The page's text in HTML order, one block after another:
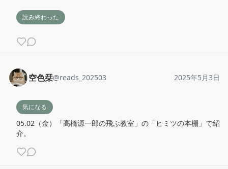
読み終わった
空色栞@reads_202503 2025年5月3日
気になる
05.02（金）「高橋源一郎の飛ぶ教室」の「ヒミツの本棚」で紹
介。